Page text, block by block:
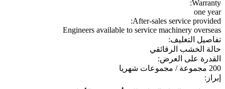
Warranty:
one year
After-sales service provided:
Engineers available to service machinery overseas
تفاصيل التغليف:
حالة الخشب الرقائقي
القدرة على العرض:
200 مجموعة / مجموعات شهريا
إبراز: